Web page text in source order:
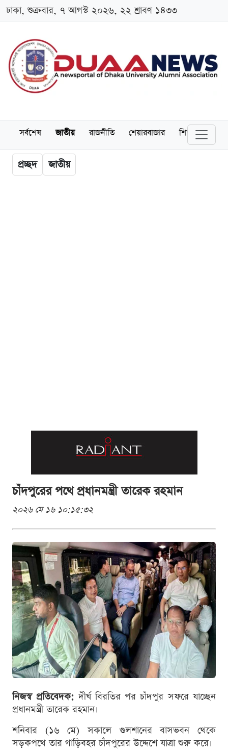
ঢাকা, শুক্রবার, ৭ আগস্ট ২০২৬, ২২ শ্রাবণ ১৪৩৩
সর্বশেষ জাতীয় রাজনীতি শেয়ারবাজার শিক্ষা
প্রচ্ছদ জাতীয়
চাঁদপুরের পথে প্রধানমন্ত্রী তারেক রহমান
২০২৬ মে ১৬ ১০:১৫:৩২
নিজস্ব প্রতিবেদক: দীর্ঘ বিরতির পর চাঁদপুর সফরে যাচ্ছেন
প্রধানমন্ত্রী তারেক রহমান।
শনিবার (১৬ মে) সকালে গুলশানের বাসভবন থেকে
সড়কপথে তার গাড়িবহর চাঁদপুরের উদ্দেশে যাত্রা শুরু করে।